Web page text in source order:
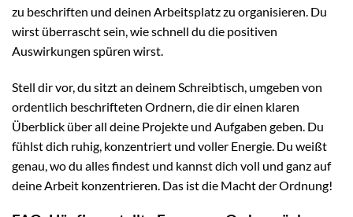
zu beschriften und deinen Arbeitsplatz zu organisieren. Du
wirst überrascht sein, wie schnell du die positiven
Auswirkungen spüren wirst.
Stell dir vor, du sitzt an deinem Schreibtisch, umgeben von
ordentlich beschrifteten Ordnern, die dir einen klaren
Überblick über all deine Projekte und Aufgaben geben. Du
fühlst dich ruhig, konzentriert und voller Energie. Du weißt
genau, wo du alles findest und kannst dich voll und ganz auf
deine Arbeit konzentrieren. Das ist die Macht der Ordnung!